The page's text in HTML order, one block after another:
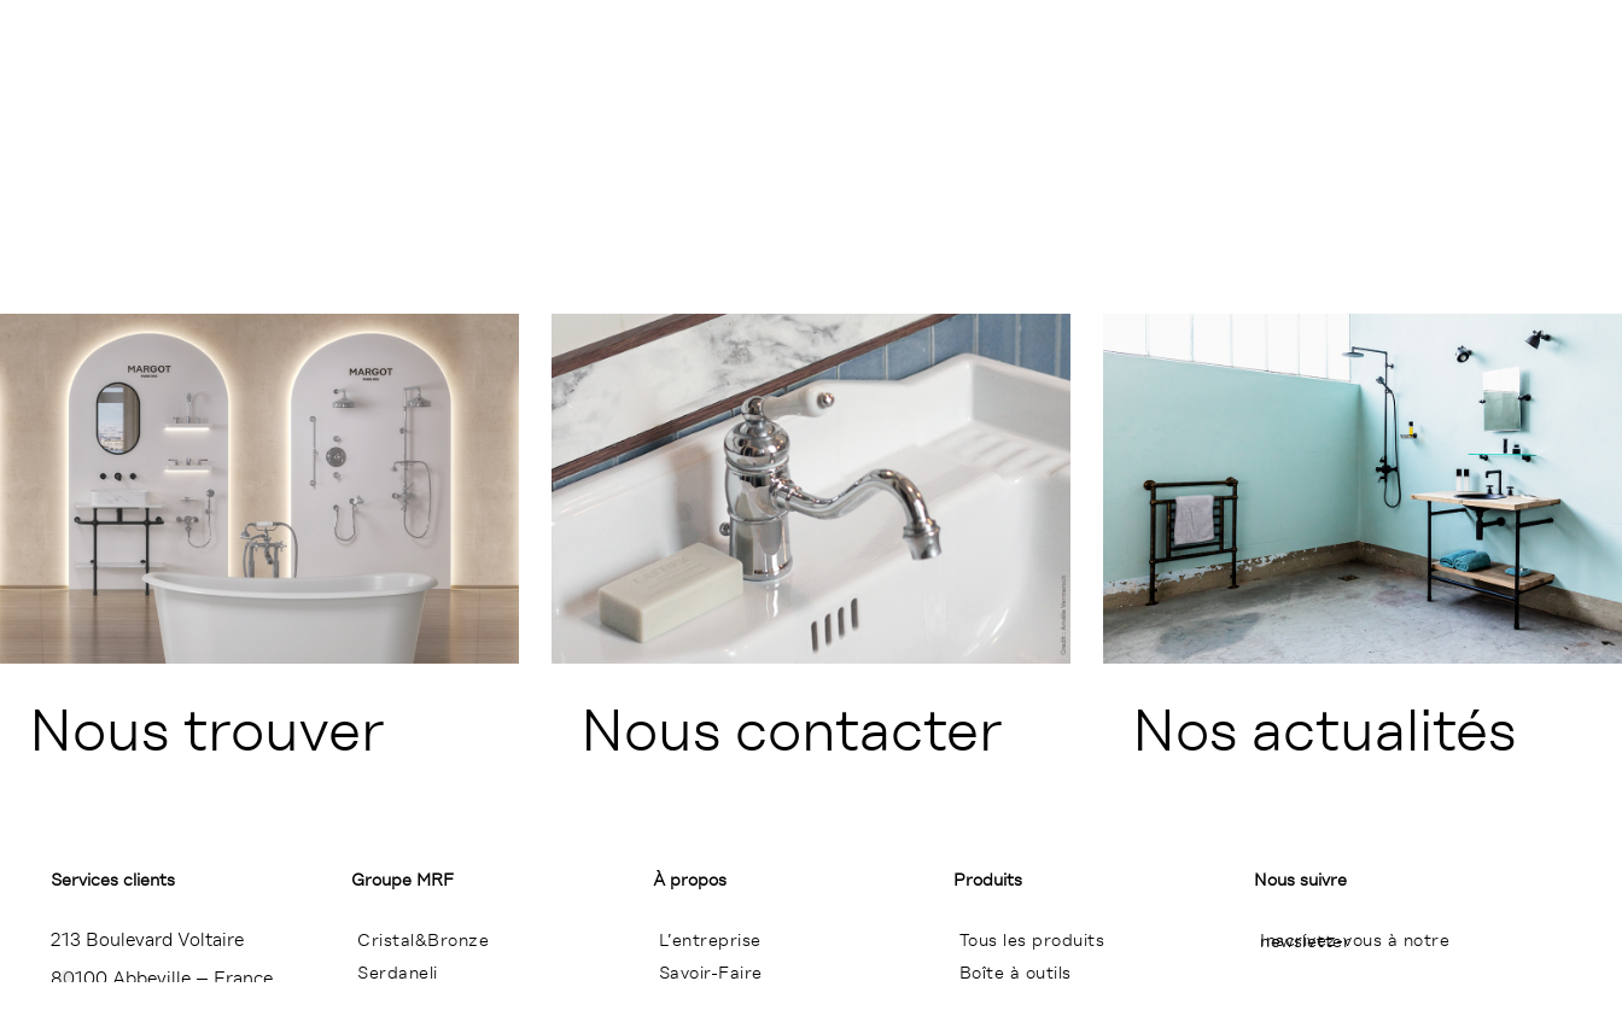
Nous trouver Nous contacter Nos actualités
Services clients
213 Boulevard Voltaire
80100 Abbeville – France
Groupe MRF
Cristal&Bronze
Serdaneli
À propos
L’entreprise
Savoir-Faire
Produits
Tous les produits
Boîte à outils
Nous suivre
Inscrivez-vous à notre newsletter